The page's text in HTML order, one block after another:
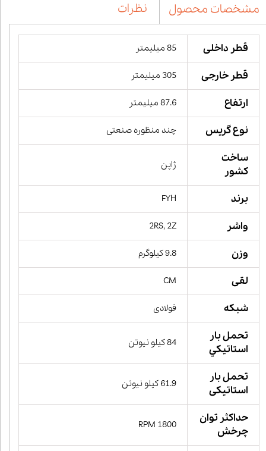
مشخصات محصول نظرات
قطر داخلی 85 میلیمتر
قطر خارجی 305 میلیمتر
ارتفاع 87.6 میلیمتر
نوع گریس چند منظوره صنعتی
ساخت
کشور
ژاپن
برند FYH
واشر 2RS, 2Z
وزن 9.8 کیلوگرم
لقی CM
شبکه فولادی
تحمل بار
استاتيكي
84 کیلو نیوتن
تحمل بار
استاتیکی
61.9 کیلو نیوتن
حداکثر توان
چرخش
1800 RPM